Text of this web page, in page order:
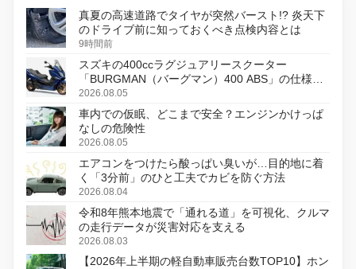
真夏の高速道路でタイヤが突然バースト!? 炎天下
のドライブ前に知っておくべき点検内容とは
9時間前
スズキの400ccラグジュアリースクーター
「BURGMAN（バーグマン）400 ABS」の仕様を
変更し、8月18日に発売
2026.08.05
車内での仮眠、どこまで安全？エンジンかけっぱ
なしの危険性
2026.08.05
エアコンをつけたら酸っぱい臭いが…目的地に着
く「3分前」のひと工夫でカビを防ぐ方法
2026.08.04
令和8年熊本地震で「通れる道」を可視化、クルマ
の走行データが災害対応を支える
2026.08.03
【2026年上半期の軽自動車販売台数TOP10】ホン